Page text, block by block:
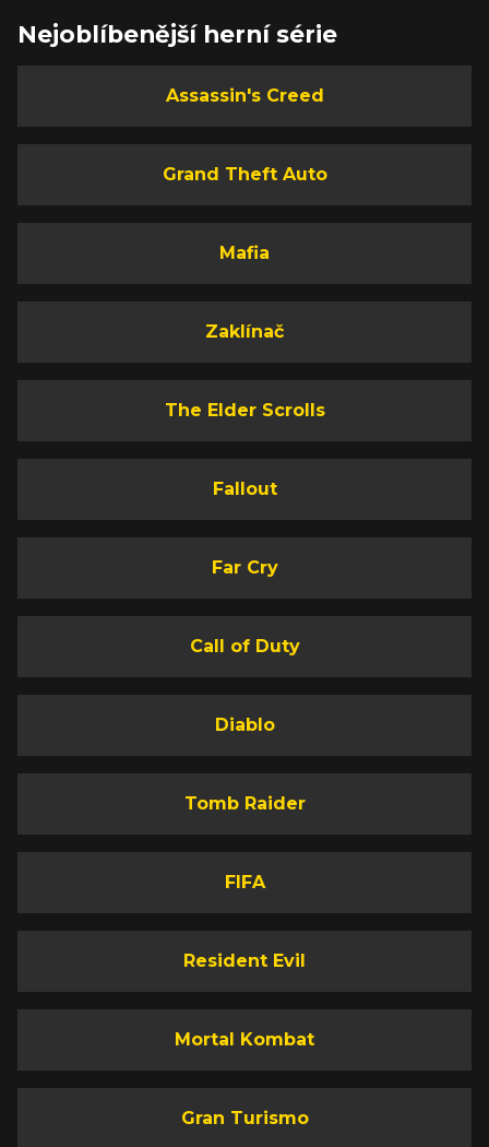
Nejoblíbenější herní série
Assassin's Creed
Grand Theft Auto
Mafia
Zaklínač
The Elder Scrolls
Fallout
Far Cry
Call of Duty
Diablo
Tomb Raider
FIFA
Resident Evil
Mortal Kombat
Gran Turismo